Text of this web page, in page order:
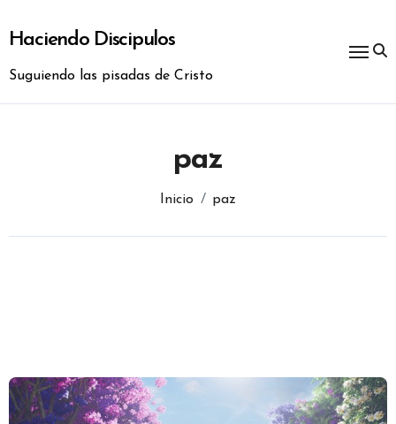
contenido
Haciendo Discipulos
Suguiendo las pisadas de Cristo
paz
Inicio paz